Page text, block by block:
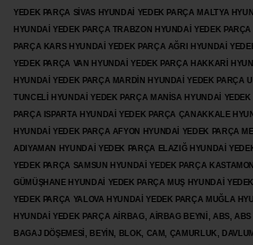
YEDEK PARÇA SİVAS HYUNDAİ YEDEK PARÇA MALTYA
HYUNDAİ YEDEK PARÇA TRABZON HYUNDAİ YEDEK
PARÇA KARS HYUNDAİ YEDEK PARÇA AĞRI HYUNDAİ
YEDEK PARÇA VAN HYUNDAİ YEDEK PARÇA HAKKARİ
HYUNDAİ YEDEK PARÇA MARDİN HYUNDAİ YEDEK PARÇA
TUNCELİ HYUNDAİ YEDEK PARÇA MANİSA HYUNDAİ
PARÇA ISPARTA HYUNDAİ YEDEK PARÇA ÇANAKKALE
HYUNDAİ YEDEK PARÇA AFYON HYUNDAİ YEDEK PARÇA
ADIYAMAN HYUNDAİ YEDEK PARÇA ELAZIĞ HYUNDAİ
YEDEK PARÇA SAMSUN HYUNDAİ YEDEK PARÇA
GÜMÜŞHANE HYUNDAİ YEDEK PARÇA MUŞ HYUNDAİ
YEDEK PARÇA YALOVA HYUNDAİ YEDEK PARÇA MUĞLA
HYUNDAİ YEDEK PARÇA AİRBAG, AİRBAG BEYNİ, ABS,
BAGAJ DÖŞEMESİ, BEYİN, BLOK, CAM, ÇAMURLUK,